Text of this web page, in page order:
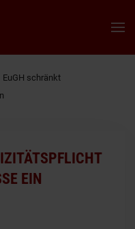
EuGH schränkt
EIN